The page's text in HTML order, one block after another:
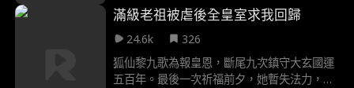
你的愛，只是以後多個人陪你玩。”可是他們只
因我調低一度空調照顧妹妹，將五歲的我鎖進
強力冰箱。他們對著妹妹噓寒問暖，徹底遺忘
我的存在。他們誤以為親手害死了我，每天對
著我的照片懺悔，直到他們發現我完好無損地
滿級老祖被虐後全皇室求我回歸
24.6k
326
狐仙黎九歌為報皇恩，斷尾九次鎮守大玄國運
五百年。最後一次祈福前夕，她暫失法力，遭